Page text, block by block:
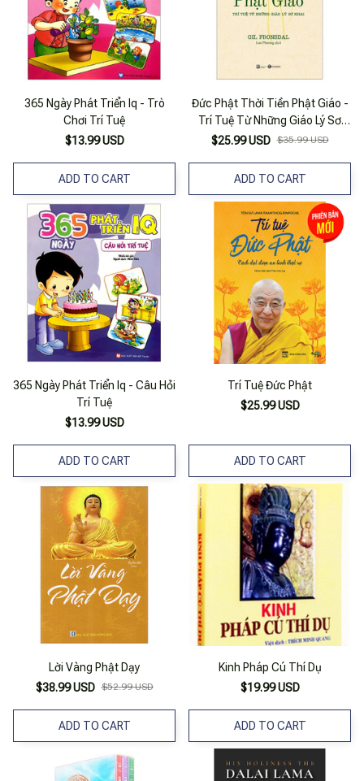
365 Ngày Phát Triển Iq - Trò
Chơi Trí Tuệ
$13.99 USD
ADD TO CART
Đức Phật Thời Tiền Phật Giáo -
Trí Tuệ Từ Những Giáo Lý Sơ
Khai
$25.99 USD $35.99 USD
ADD TO CART
365 Ngày Phát Triển Iq - Câu Hỏi
Trí Tuệ
$13.99 USD
ADD TO CART
Trí Tuệ Đức Phật
$25.99 USD
ADD TO CART
Lời Vàng Phật Dạy
$38.99 USD $52.99 USD
ADD TO CART
Kinh Pháp Cú Thí Dụ
$19.99 USD
ADD TO CART